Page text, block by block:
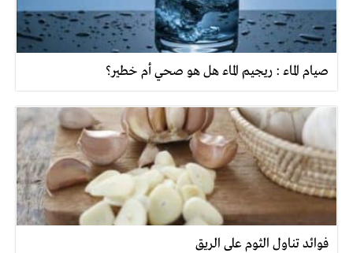
صيام الماء : ريجيم الماء هل هو صحي أم خطير؟
فوائد تناول الثوم على الريق